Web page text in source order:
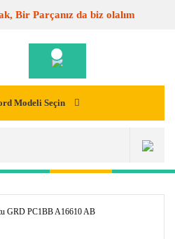
Bir Parçanız da biz olalım
Modeli Seçin